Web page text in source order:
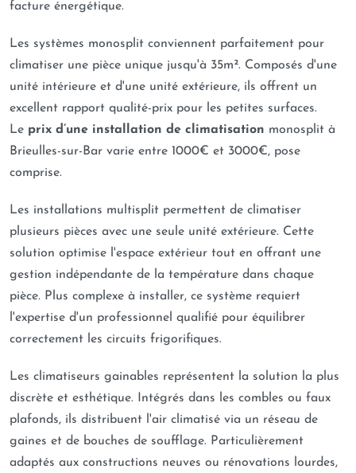
facture énergétique.
Les systèmes monosplit conviennent parfaitement pour
climatiser une pièce unique jusqu'à 35m². Composés d'une
unité intérieure et d'une unité extérieure, ils offrent un
excellent rapport qualité-prix pour les petites surfaces.
Le prix d’une installation de climatisation monosplit à
Brieulles-sur-Bar varie entre 1000€ et 3000€, pose
comprise.
Les installations multisplit permettent de climatiser
plusieurs pièces avec une seule unité extérieure. Cette
solution optimise l'espace extérieur tout en offrant une
gestion indépendante de la température dans chaque
pièce. Plus complexe à installer, ce système requiert
l'expertise d'un professionnel qualifié pour équilibrer
correctement les circuits frigorifiques.
Les climatiseurs gainables représentent la solution la plus
discrète et esthétique. Intégrés dans les combles ou faux
plafonds, ils distribuent l'air climatisé via un réseau de
gaines et de bouches de soufflage. Particulièrement
adaptés aux constructions neuves ou rénovations lourdes,